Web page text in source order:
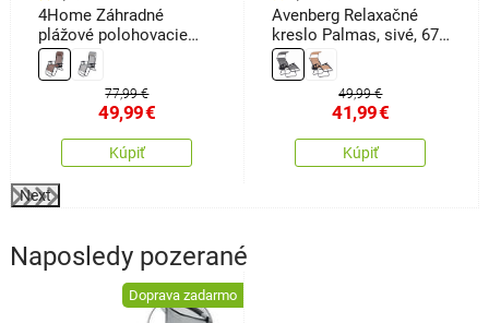
4Home Záhradné
plážové polohovacie
kreslo Relax, hnedá
77,99 €
49,99€
Kúpiť
Avenberg Relaxačné
kreslo Palmas, sivé, 67
x 90 x110 cm
49,99 €
41,99€
Kúpiť
Next
Naposledy pozerané
Doprava zadarmo